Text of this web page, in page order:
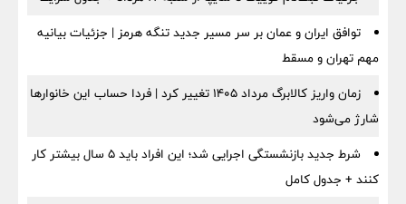
توافق ایران و عمان بر سر مسیر جدید تنگه هرمز | جزئیات بیانیه
مهم تهران و مسقط
زمان واریز کالابرگ مرداد ۱۴۰۵ تغییر کرد | فردا حساب این خانوارها
شارژ می‌شود
شرط جدید بازنشستگی اجرایی شد؛ این افراد باید ۵ سال بیشتر کار
کنند + جدول کامل